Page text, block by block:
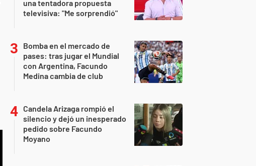
una tentadora propuesta
televisiva: "Me sorprendió"
Bomba en el mercado de
pases: tras jugar el Mundial
con Argentina, Facundo
Medina cambia de club
Candela Arizaga rompió el
silencio y dejó un inesperado
pedido sobre Facundo
Moyano